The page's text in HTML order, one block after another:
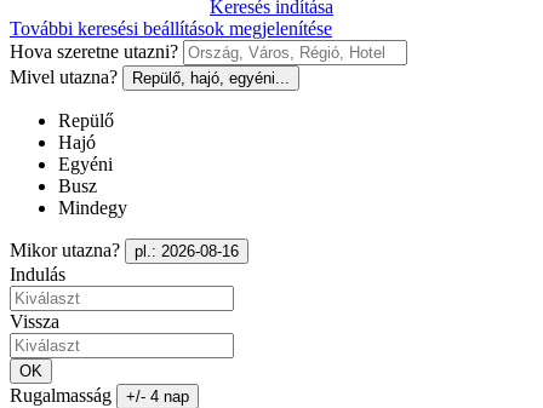
Keresés indítása
További keresési beállítások megjelenítése
Hova szeretne utazni?
Mivel utazna?
Repülő, hajó, egyéni...
Repülő
Hajó
Egyéni
Busz
Mindegy
Mikor utazna? pl.: 2026-08-16
Indulás
Vissza
OK
Rugalmasság +/- 4 nap